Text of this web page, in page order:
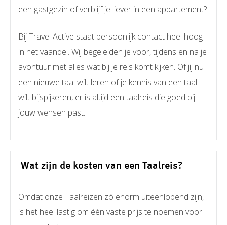
een gastgezin of verblijf je liever in een appartement?
Bij Travel Active staat persoonlijk contact heel hoog
in het vaandel. Wij begeleiden je voor, tijdens en na je
avontuur met alles wat bij je reis komt kijken. Of jij nu
een nieuwe taal wilt leren of je kennis van een taal
wilt bijspijkeren, er is altijd een taalreis die goed bij
jouw wensen past.
Wat zijn de kosten van een Taalreis?
Omdat onze Taalreizen zó enorm uiteenlopend zijn,
is het heel lastig om één vaste prijs te noemen voor